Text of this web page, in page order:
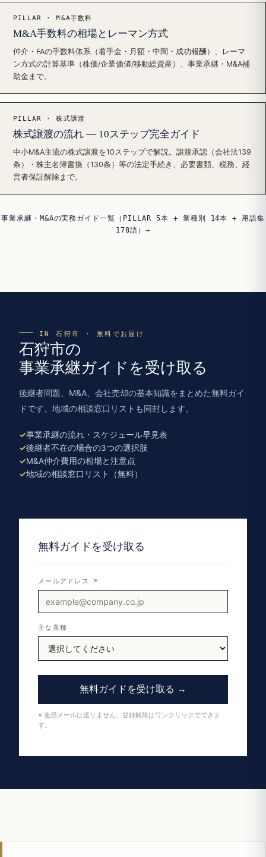
PILLAR · M&A手数料
M&A手数料の相場とレーマン方式
仲介・FAの手数料体系（着手金・月額・中間・成功報酬）、レーマ
ン方式の計算基準（株価/企業価値/移動総資産）、事業承継・M&A補
助金まで。
PILLAR · 株式譲渡
株式譲渡の流れ — 10ステップ完全ガイド
中小M&A主流の株式譲渡を10ステップで解説。譲渡承認（会社法139
条）・株主名簿書換（130条）等の法定手続き、必要書類、税務、経
営者保証解除まで。
事業承継・M&Aの実務ガイド一覧（PILLAR 5本 + 業種別 14本 + 用語集
178語）→
IN 石狩市 · 無料でお届け
石狩市の
事業承継ガイドを受け取る
後継者問題、M&A、会社売却の基本知識をまとめた無料ガイ
ドです。地域の相談窓口リストも同封します。
事業承継の流れ・スケジュール早見表
後継者不在の場合の3つの選択肢
M&A仲介費用の相場と注意点
地域の相談窓口リスト（無料）
無料ガイドを受け取る
メールアドレス *
主な業種
無料ガイドを受け取る →
※ 迷惑メールは送りません。登録解除はワンクリックでできま
す。